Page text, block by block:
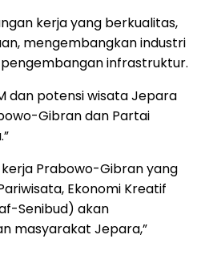
kerja yang berkualitas,
mengembangkan industri
infrastruktur.
dan potensi wisata Jepara
Gibran dan Partai
Prabowo-Gibran yang
Ekonomi Kreatif
Senibud) akan
masyarakat Jepara,”